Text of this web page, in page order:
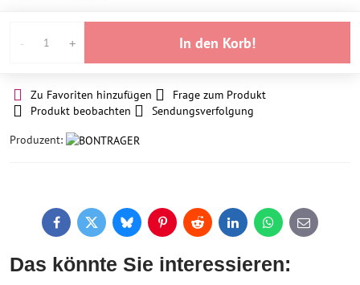
In den Korb!
Zu Favoriten hinzufügen
Frage zum Produkt
Produkt beobachten
Sendungsverfolgung
Produzent:
FacebookTwitterBlueskyPinterestReddit LinkedInWhatsApp
E-
mail
Das könnte Sie interessieren: